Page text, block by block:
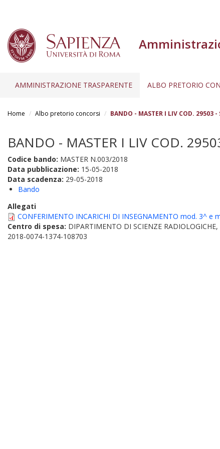
AMMINISTRAZIONE TRASPARENTE ALBO PRETORIO
Home Albo pretorio concorsi BANDO - MASTER I LIV COD. 29503
BANDO - MASTER I LIV COD.
Codice bando: MASTER N.003/2018
Data pubblicazione: 15-05-2018
Data scadenza: 29-05-2018
Bando
Allegati
CONFERIMENTO INCARICHI DI INSEGNAMENTO mod. 3^ e
Centro di spesa: DIPARTIMENTO DI SCIENZE
2018-0074-1374-108703